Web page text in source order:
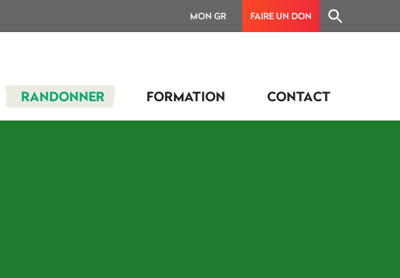
MON GR FAIRE UN DON
RANDONNER FORMATION CONTACT